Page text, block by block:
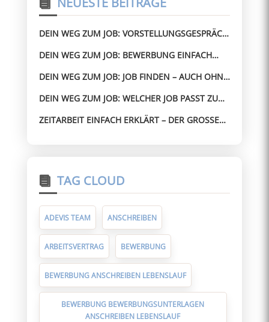
DEIN WEG ZUM JOB: VORSTELLUNGSGESPRÄCH
DEIN WEG ZUM JOB: BEWERBUNG EINFACH
DEIN WEG ZUM JOB: JOB FINDEN – AUCH OHNE
DEIN WEG ZUM JOB: WELCHER JOB PASST ZU
RICHTUNG
ZEITARBEIT EINFACH ERKLÄRT – DER GROSSE G
TAG CLOUD
ADEVIS TEAM ANSCHREIBEN
ARBEITSVERTRAG BEWERBUNG
BEWERBUNG ANSCHREIBEN LEBENSLAUF
BEWERBUNG BEWERBUNGSUNTERLAGEN
ANSCHREIBEN LEBENSLAUF